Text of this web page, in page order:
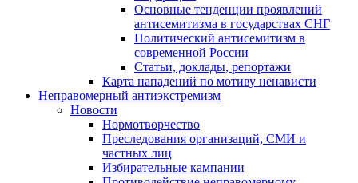
Основные тенденции проявлений
антисемитизма в государствах СНГ
Политический антисемитизм в
современной России
Статьи, доклады, репортажи
Карта нападений по мотиву ненависти
Неправомерный антиэкстремизм
Новости
Нормотворчество
Преследования организаций, СМИ и
частных лиц
Избирательные кампании